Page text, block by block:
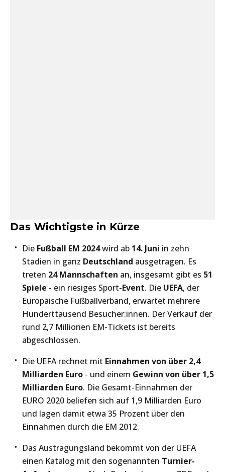
Das Wichtigste in Kürze
Die Fußball EM 2024wird ab 14. Juni in zehn
Stadien in ganz Deutschland ausgetragen. Es
treten 24 Mannschaften an, insgesamt gibt es 51
Spiele - ein riesiges Sport-Event. Die UEFA, der
Europäische Fußballverband, erwartet mehrere
Hunderttausend Besucher:innen. Der Verkauf der
rund 2,7 Millionen EM-Tickets ist bereits
abgeschlossen.
Die UEFA rechnet mit Einnahmen von über 2,4
Milliarden Euro - und einem Gewinn von über 1,5
Milliarden Euro. Die Gesamt-Einnahmen der
EURO 2020 beliefen sich auf 1,9 Milliarden Euro
und lagen damit etwa 35 Prozent über den
Einnahmen durch die EM 2012.
Das Austragungsland bekommt von der UEFA
einen Katalog mit den sogenannten Turnier-